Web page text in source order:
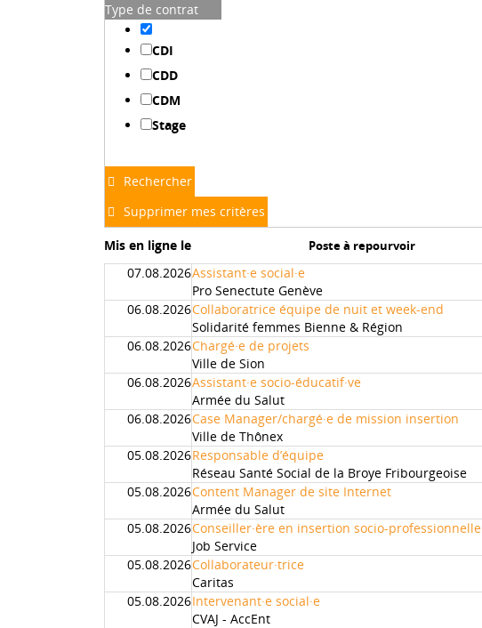
Type de contrat
CDI
CDD
CDM
Stage
Rechercher
Supprimer mes critères
Mis en ligne le
Poste à repourvoir
07.08.2026Assistant·e social·e
Pro Senectute Genève
06.08.2026Collaboratrice équipe de nuit et week-end
Solidarité femmes Bienne & Région
06.08.2026Chargé·e de projets
Ville de Sion
06.08.2026Assistant·e socio-éducatif·ve
Armée du Salut
06.08.2026Case Manager/chargé·e de mission insertion
Ville de Thônex
05.08.2026Responsable d’équipe
Réseau Santé Social de la Broye Fribourgeoise
05.08.2026Content Manager de site Internet
Armée du Salut
05.08.2026Conseiller·ère en insertion socio-professionnelle
Job Service
05.08.2026Collaborateur·trice
Caritas
05.08.2026Intervenant·e social·e
CVAJ - AccEnt